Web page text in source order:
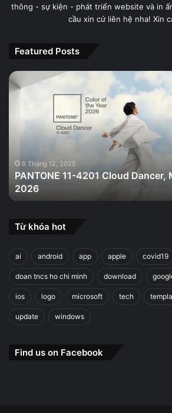
thông - sự kiện - phát triển website và in
cầu xin cứ liên hệ nha! Xin
Featured Posts
PANTONE
11-
Màu
của
năm
2026
8 Tháng 12, 2025
PANTONE 11-4201 Cloud Dancer,
2026
Từ khóa hot
ai android app apple covid19
doan tncs ho chi minh download
ios logo microsoft tech
update windows
Find us on Facebook